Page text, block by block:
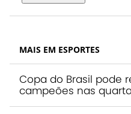
MAIS EM ESPORTES
Copa do Brasil pode
campeões nas